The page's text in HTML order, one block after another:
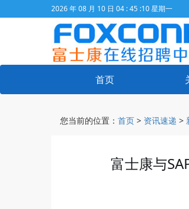
2026 年 08 月 10 日 04 : 45 :10 星期一
首页
您当前的位置： 首页 > 资讯速递 >
富士康与